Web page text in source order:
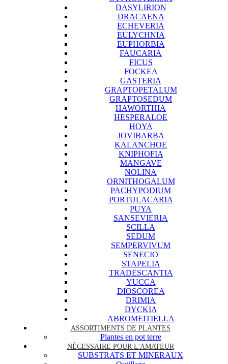
DASYLIRION
DRACAENA
ECHEVERIA
EULYCHNIA
EUPHORBIA
FAUCARIA
FICUS
FOCKEA
GASTERIA
GRAPTOPETALUM
GRAPTOSEDUM
HAWORTHIA
HESPERALOE
HOYA
JOVIBARBA
KALANCHOE
KNIPHOFIA
MANGAVE
NOLINA
ORNITHOGALUM
PACHYPODIUM
PORTULACARIA
PUYA
SANSEVIERIA
SCILLA
SEDUM
SEMPERVIVUM
SENECIO
STAPELIA
TRADESCANTIA
YUCCA
DIOSCOREA
DRIMIA
DYCKIA
ABROMEITIELLA
ASSORTIMENTS DE PLANTES
Plantes en pot terre
NÉCESSAIRE POUR L'AMATEUR
SUBSTRATS ET MINERAUX